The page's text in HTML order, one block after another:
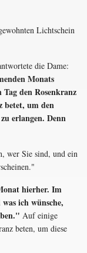
Lichtschein
die Dame:
Monats
den Rosenkranz
betet, um den
erlangen. Denn
wer Sie sind, und ein
hierher. Im
ich wünsche,
Auf einige
beten, um diese